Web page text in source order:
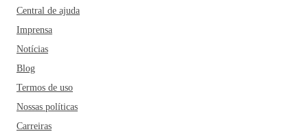
Central de ajuda
Imprensa
Notícias
Blog
Termos de uso
Nossas políticas
Carreiras